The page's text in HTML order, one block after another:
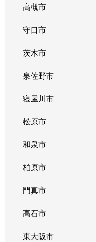
高槻市
守口市
茨木市
泉佐野市
寝屋川市
松原市
和泉市
柏原市
門真市
高石市
東大阪市